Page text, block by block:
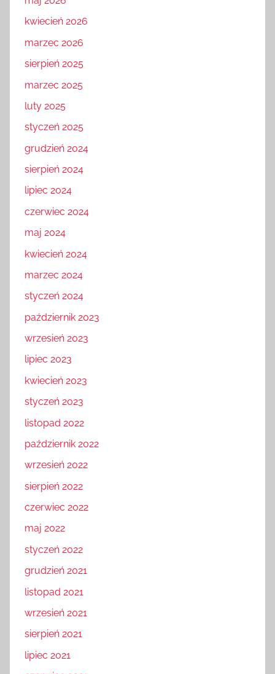
kwiecień 2026
marzec 2026
sierpień 2025
marzec 2025
luty 2025
styczeń 2025
grudzień 2024
sierpień 2024
lipiec 2024
czerwiec 2024
maj 2024
kwiecień 2024
marzec 2024
styczeń 2024
październik 2023
wrzesień 2023
lipiec 2023
kwiecień 2023
styczeń 2023
listopad 2022
październik 2022
wrzesień 2022
sierpień 2022
czerwiec 2022
maj 2022
styczeń 2022
grudzień 2021
listopad 2021
wrzesień 2021
sierpień 2021
lipiec 2021